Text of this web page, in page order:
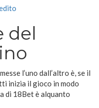
del
l’uno dall’altro è, se il
inizia il gioco in modo
di 18Bet è alquanto